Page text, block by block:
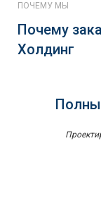
ПОЧЕМУ МЫ
Почему
Холдинг